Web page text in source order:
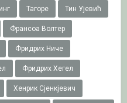
Тагоре Тин Ујевић
Франсоа Волтер
Фридрих Ниче
Фридрих Хегел
Хенрик Сјенкјевич